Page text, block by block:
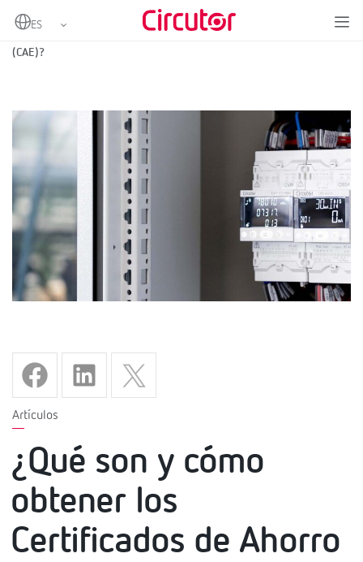
Home
(CAE)?
Artículos
¿Qué son y cómo
obtener los
Certificados de Ahorro